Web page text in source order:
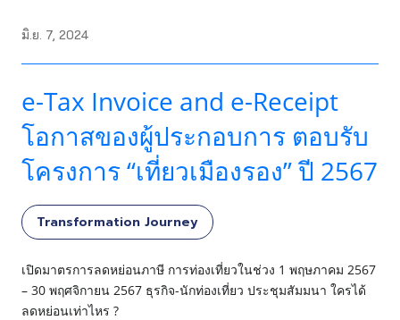
มิ.ย. 7, 2024
e-Tax Invoice and e-Receipt
โอกาสของผู้ประกอบการ ตอบรับ
โครงการ “เที่ยวเมืองรอง” ปี 2567
Transformation Journey
เปิดมาตรการลดหย่อนภาษี การท่องเที่ยวในช่วง 1 พฤษภาคม 2567
– 30 พฤศจิกายน 2567 ธุรกิจ-นักท่องเที่ยว ประชุมสัมมนา ใครได้
ลดหย่อนเท่าไหร ?